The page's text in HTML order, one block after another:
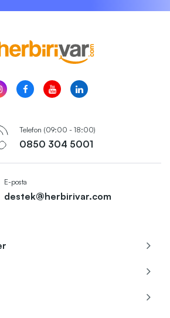
Telefon (09:00 - 18:00)
0850 304 5001
E-posta
destek@herbirivar.com